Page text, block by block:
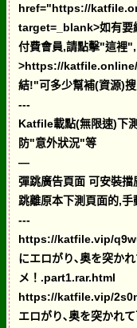
href="https://
target=_blank>如有要
付費會員,請點擊"這裡
>https://katfile.online/
結!"可多少幫補(資源)
---
Katfile載點(無限速)下
防"意外狀況"等
—
彈跳廣告頁面 可安裝
跳離原本下測頁面的,手
---
https://katfile.vip/
にエロがり､奥を突か
メ！.part1.rar.html
https://katfile.vip/
エロがり､奥を突かれ